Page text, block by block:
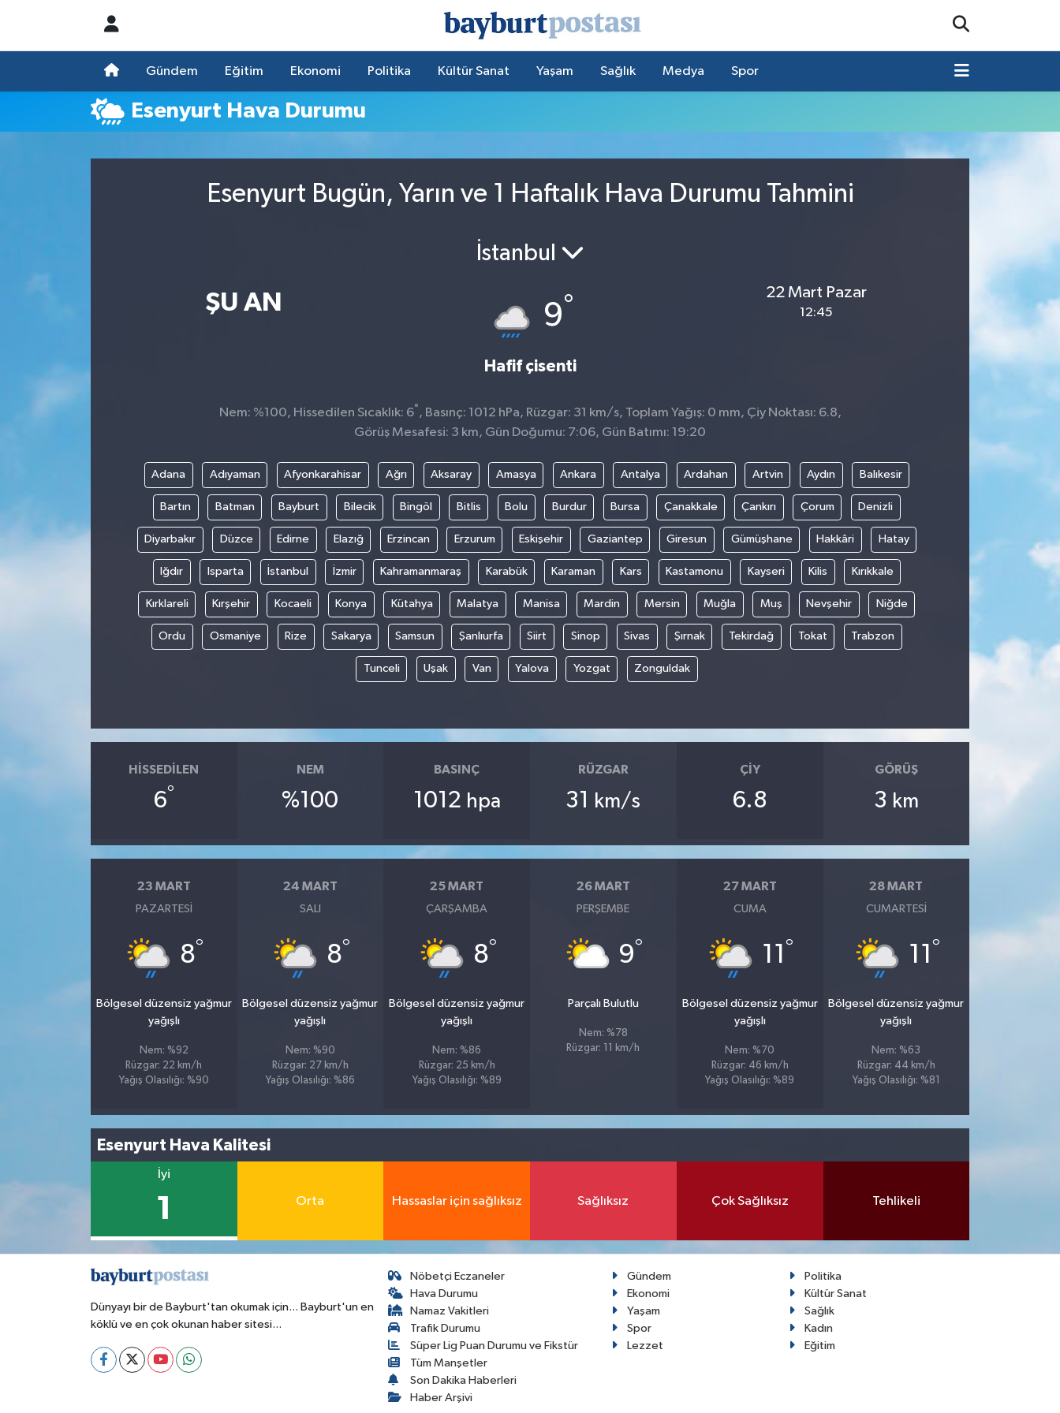
Gündem Eğitim Ekonomi Politika Kültür Sanat Yaşam Sağlık Medya Spor
Esenyurt Hava Durumu
Esenyurt Bugün, Yarın ve 1 Haftalık Hava Durumu Tahmini
ŞU AN
İstanbul
9°
Hafif çisenti
22 Mart Pazar
12:45
Nem: %100, Hissedilen Sıcaklık: 6° , Basınç: 1012 hPa, Rüzgar: 31 km/s, Toplam Yağış: 0 mm, Çiy Noktası: 6.8,
Görüş Mesafesi: 3 km, Gün Doğumu: 7:06, Gün Batımı: 19:20
Adana Adıyaman Afyonkarahisar Ağrı Aksaray Amasya Ankara Antalya Ardahan Artvin Aydın Balıkesir
Bartın Batman Bayburt Bilecik Bingöl Bitlis Bolu Burdur Bursa Çanakkale Çankırı Çorum Denizli
Diyarbakır Düzce Edirne Elazığ Erzincan Erzurum Eskişehir Gaziantep Giresun Gümüşhane Hakkâri Hatay
Iğdır Isparta İstanbul İzmir Kahramanmaraş Karabük Karaman Kars Kastamonu Kayseri Kilis Kırıkkale
Kırklareli Kırşehir Kocaeli Konya Kütahya Malatya Manisa Mardin Mersin Muğla Muş Nevşehir Niğde
Ordu Osmaniye Rize Sakarya Samsun Şanlıurfa Siirt Sinop Sivas Şırnak Tekirdağ Tokat Trabzon
Tunceli Uşak Van Yalova Yozgat Zonguldak
HISSEDILEN
6°
NEM
%100
BASINÇ
1012 hpa
RÜZGAR
31 km/s
ÇIY
6.8
GÖRÜŞ
3 km
23 MART
PAZARTESI
8°
Bölgesel düzensiz yağmur
yağışlı
Nem: %92
Rüzgar: 22 km/h
Yağış Olasılığı: %90
24 MART
SALI
8°
Bölgesel düzensiz yağmur
yağışlı
Nem: %90
Rüzgar: 27 km/h
Yağış Olasılığı: %86
25 MART
ÇARŞAMBA
8°
Bölgesel düzensiz yağmur
yağışlı
Nem: %86
Rüzgar: 25 km/h
Yağış Olasılığı: %89
26 MART
PERŞEMBE
9°
Parçalı Bulutlu
Nem: %78
Rüzgar: 11 km/h
27 MART
CUMA
11 °
Bölgesel düzensiz yağmur
yağışlı
Nem: %70
Rüzgar: 46 km/h
Yağış Olasılığı: %89
28 MART
CUMARTESI
11 °
Bölgesel düzensiz yağmur
yağışlı
Nem: %63
Rüzgar: 44 km/h
Yağış Olasılığı: %81
Esenyurt Hava Kalitesi
İyi
1 Orta Hassaslar için sağlıksız Sağlıksız Çok Sağlıksız Tehlikeli
Dünyayı bir de Bayburt'tan okumak için... Bayburt'un en
köklü ve en çok okunan haber sitesi...
Nöbetçi Eczaneler
Hava Durumu
Namaz Vakitleri
Trafik Durumu
Süper Lig Puan Durumu ve Fikstür
Tüm Manşetler
Son Dakika Haberleri
Haber Arşivi
Gündem
Politika
Ekonomi
Kültür Sanat
Yaşam
Sağlık
Spor
Kadın
Lezzet
Eğitim
Hava Durumu